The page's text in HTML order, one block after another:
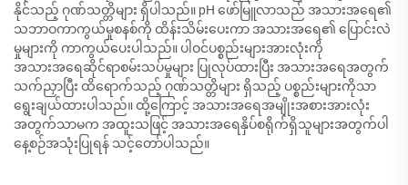
နိုင်သည့် ဂုဏ်သတ္တိများ ရှိပါသည်။ pH ဖော်မြူလာသည် အသားအရေ၏
သဘာဝကာကွယ်မှုစနစ်ကို ထိန်းသိမ်းပေးကာ အသားအရေ၏ ပြောင်းလဲ
မှုများကို ကာကွယ်ပေးပါသည်။ ပါဝင်ပစ္စည်းများအားလုံးကို
အသားအရေဆိုင်ရာစမ်းသပ်မှုများ ပြုလုပ်ထားပြီး အသားအရေအတွက်
သက်ညှာပြီး ထိရောက်သည့် ဂုဏ်သတ္တိများ ရှိသည့် ပစ္စည်းများကိုသာ
ရွေးချယ်ထားပါသည်။ ထို့ကြောင့် အသားအရေအမျိုးအစားအားလုံး
အတွက်သာမက အထူးသဖြင့် အသားအရေနှိပ်စရိုက်ရှိသူများအတွက်ပါ
နေ့စဉ်အသုံးပြုရန် သင့်တော်ပါသည်။